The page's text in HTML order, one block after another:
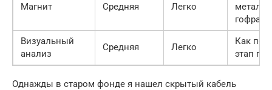
Магнит Средняя Легко
гофра
Визуальный
анализ
Средняя Легко
Как
этап
Однажды в старом фонде я нашел скрытый кабель